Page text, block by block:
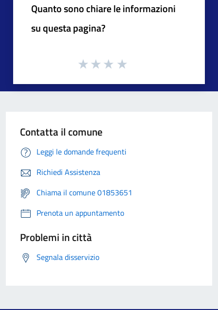
Quanto sono chiare le informazioni
su questa pagina?
Contatta il comune
Leggi le domande frequenti
Richiedi Assistenza
Chiama il comune 01853651
Prenota un appuntamento
Problemi in città
Segnala disservizio